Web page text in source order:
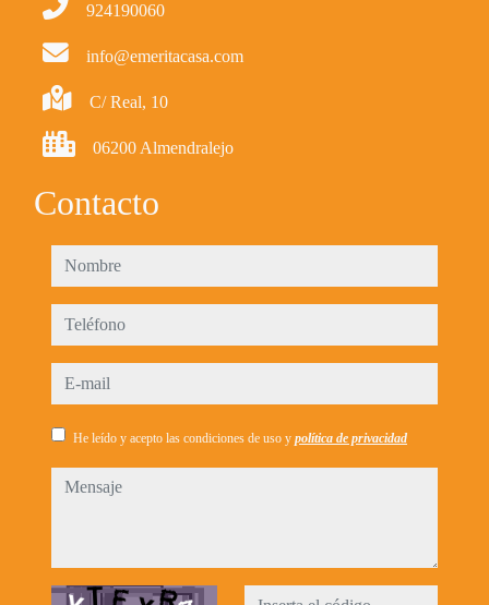
924190060
info@emeritacasa.com
C/ Real, 10
06200 Almendralejo
Contacto
nombre
teléfono
e-mail
He leído y acepto las condiciones de uso y política de privacidad
mensaje
Captcha